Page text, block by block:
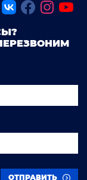
ОТПРАВИТЬ